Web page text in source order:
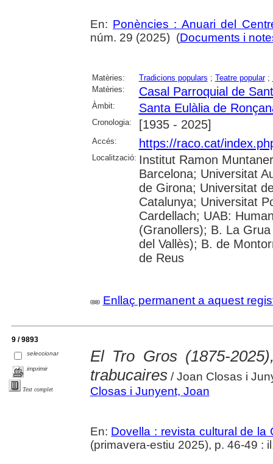
En: Ponències : Anuari del
núm. 29 (2025) (Documents i
Matèries: Tradicions populars ; Teatre popular;
Matèries:
Casal Parroquial de
Àmbit: Santa Eulàlia de
Cronologia: [1935 - 2025]
Accés: https://raco.cat/
Localització: Institut Ramon
Barcelona; Universitat
de Girona; Universitat
Catalunya; Universitat
Cardellach; UAB:
(Granollers); B. La
del Vallès); B. de
de Reus
Enllaç permanent a aquest
9 / 9893
seleccionar
imprimir
Text complet
El Tro Gros (1875-
trabucaires/ Joan Closas i
Closas i Junyent, Joan
En: Dovella : revista cultural de la
(primavera-estiu 2025), p. 46-49 :